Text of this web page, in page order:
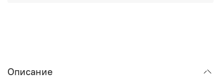
Описание